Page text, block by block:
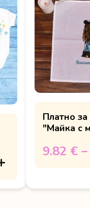
Платно за
"Майка с
9.82 € –